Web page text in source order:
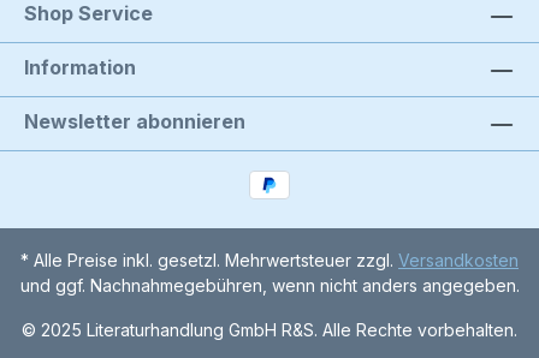
Shop Service
Information
Newsletter abonnieren
* Alle Preise inkl. gesetzl. Mehrwertsteuer zzgl. Versandkosten
und ggf. Nachnahmegebühren, wenn nicht anders angegeben.
© 2025 Literaturhandlung GmbH R&S. Alle Rechte vorbehalten.